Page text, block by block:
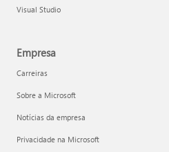
Visual Studio
Empresa
Carreiras
Sobre a Microsoft
Notícias da empresa
Privacidade na Microsoft